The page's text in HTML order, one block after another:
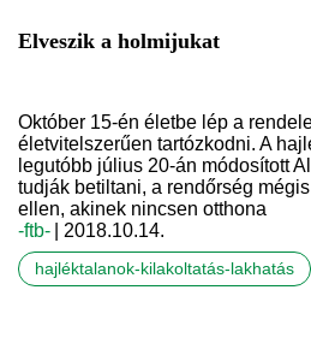
Elveszik a holmijukat
Október 15-én életbe lép a
életvitelszerűen tartózkodni. A
legutóbb július 20-án módosított
tudják betiltani, a rendőrség
ellen, akinek nincsen otthona
-ftb-
| 2018.10.14.
hajléktalanok-kilakoltatás-lakhatás